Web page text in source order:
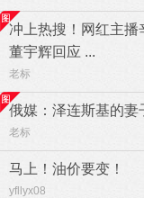
冲上热搜！网红主播
董宇辉回应 ...
老标
俄媒：泽连斯基的妻
老标
马上！油价要变！
yfllyx08